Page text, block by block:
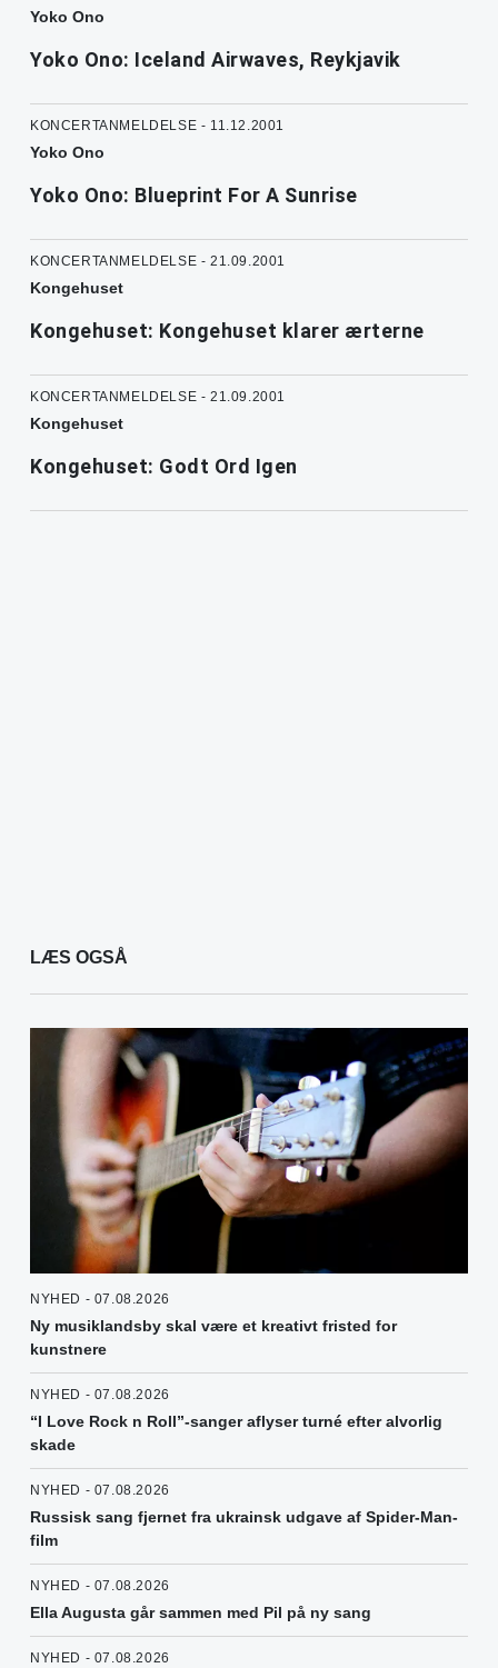
Yoko Ono
Yoko Ono: Iceland Airwaves, Reykjavik
KONCERTANMELDELSE - 11.12.2001
Yoko Ono
Yoko Ono: Blueprint For A Sunrise
KONCERTANMELDELSE - 21.09.2001
Kongehuset
Kongehuset: Kongehuset klarer ærterne
KONCERTANMELDELSE - 21.09.2001
Kongehuset
Kongehuset: Godt Ord Igen
LÆS OGSÅ
NYHED - 07.08.2026
Ny musiklandsby skal være et kreativt fristed for
kunstnere
NYHED - 07.08.2026
“I Love Rock n Roll”-sanger aflyser turné efter alvorlig
skade
NYHED - 07.08.2026
Russisk sang fjernet fra ukrainsk udgave af Spider-Man-
film
NYHED - 07.08.2026
Ella Augusta går sammen med Pil på ny sang
NYHED - 07.08.2026